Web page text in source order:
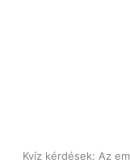
Kvíz kérdések: Az